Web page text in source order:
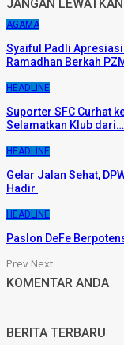
JANGAN LEWATKAN
AGAMA
Syaiful Padli
Ramadhan Berkah
HEADLINE
Suporter SFC Curhat
Selamatkan Klub dari…
HEADLINE
Gelar Jalan Sehat,
Hadir
HEADLINE
Paslon DeFe
Prev Next
KOMENTAR ANDA
BERITA TERBARU